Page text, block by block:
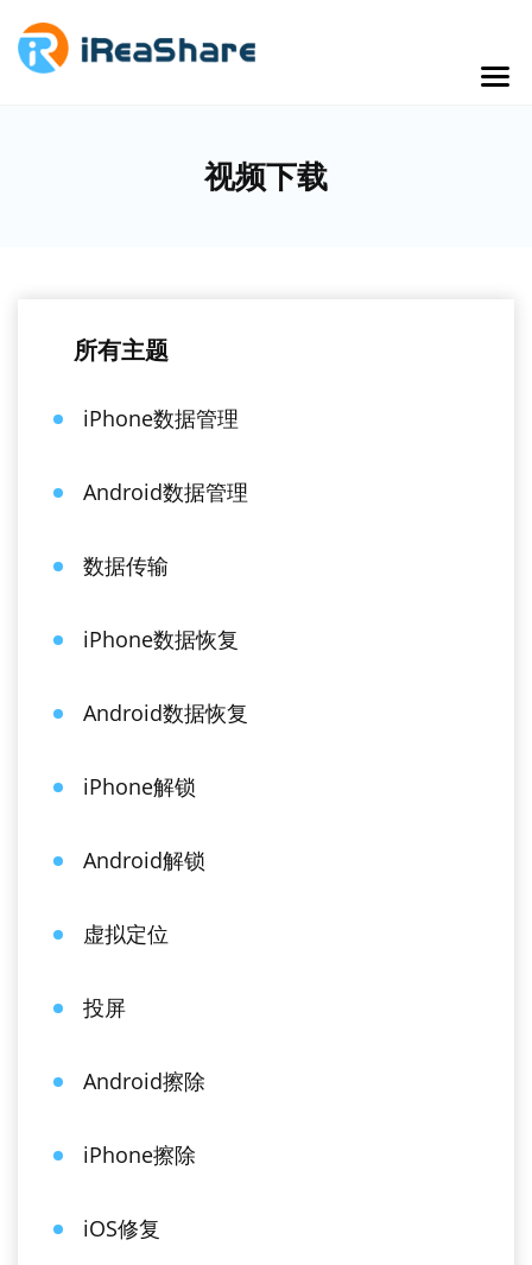
视频下载
所有主题
iPhone数据管理
Android数据管理
数据传输
iPhone数据恢复
Android数据恢复
iPhone解锁
Android解锁
虚拟定位
投屏
Android擦除
iPhone擦除
iOS修复